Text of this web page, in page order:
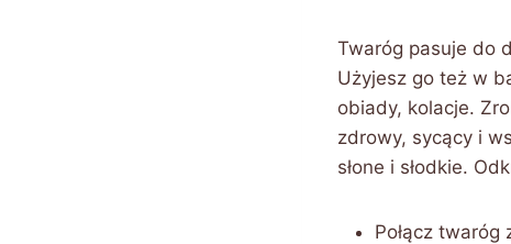
Twaróg pasuje do
Użyjesz go też w
obiady, kolacje.
zdrowy, sycący i
słone i słodkie.
Połącz twaróg